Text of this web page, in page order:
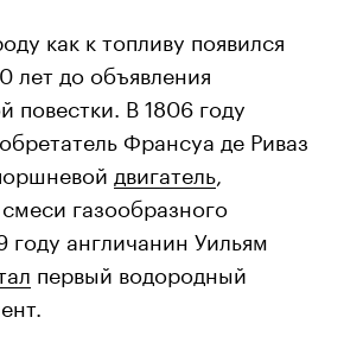
как к топливу появился
лет до объявления
повестки. В 1806 году
Франсуа де Риваз
двигатель
газообразного
году англичанин Уильям
первый водородный